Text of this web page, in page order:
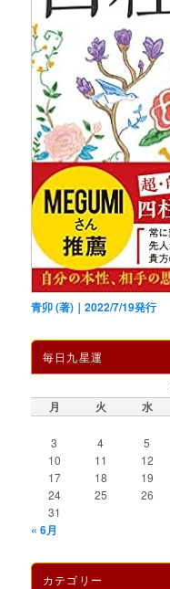
青卯 (著)｜2022/7/19発行
毎日九星運
月 火 水
3
4 5
10
11 12
17
18 19
24
25 26
31
« 6月
カテゴリー